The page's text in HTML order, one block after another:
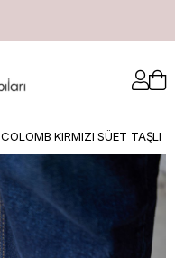
COLOMB KIRMIZI SÜET TAŞLI